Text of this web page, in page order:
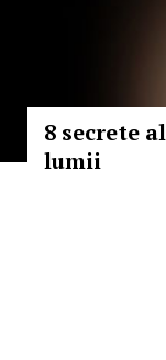
8 secrete
lumii